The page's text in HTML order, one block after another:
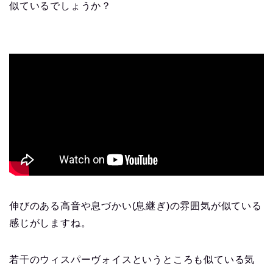
似ているでしょうか？
伸びのある高音や息づかい(息継ぎ)の雰囲気が似ている
感じがしますね。
若干のウィスパーヴォイスというところも似ている気